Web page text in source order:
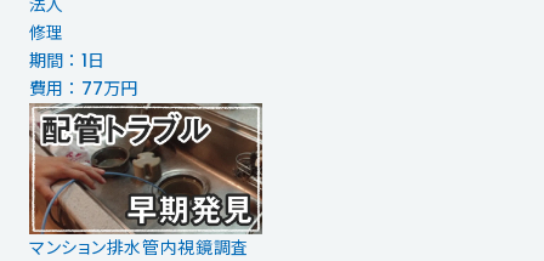
修理
期間 ： 1日
費用 ： 77万円
マンション排水管内視鏡調査